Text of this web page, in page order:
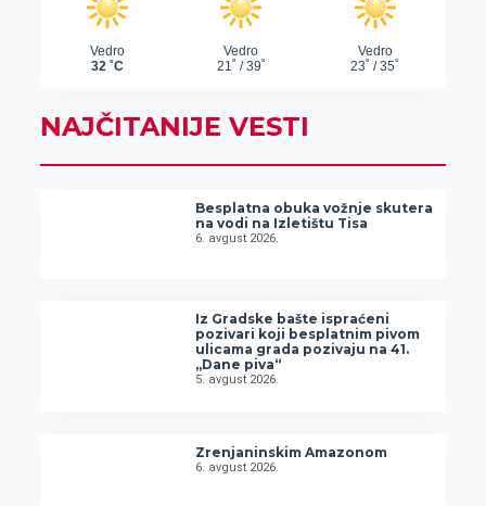
NAJČITANIJE VESTI
Besplatna obuka vožnje skutera
na vodi na Izletištu Tisa
6. avgust 2026.
Iz Gradske bašte ispraćeni
pozivari koji besplatnim pivom
ulicama grada pozivaju na 41.
„Dane piva“
5. avgust 2026.
Zrenjaninskim Amazonom
6. avgust 2026.